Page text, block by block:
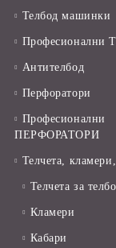
Телбод машинки
Професионални
Антителбод
Перфоратори
Професионални
ПЕРФОРАТОРИ
Телчета,
Телчета за
Кламери
Кабари